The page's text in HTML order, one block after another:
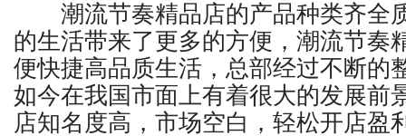
潮流节奏精品店的产品种类齐全
的生活带来了更多的方便， 潮流节奏
便快捷高品质生活，总部经过不断的
如今在我国市面上有着很大的发展前
店知名度高，市场空白，轻松开店盈